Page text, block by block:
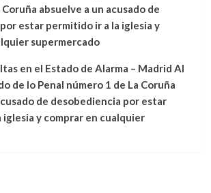
absuelve a un acusado de
estar permitido ir a la iglesia y
supermercado
en el Estado de Alarma – Madrid Al
de lo Penal número 1 de La Coruña
de desobediencia por estar
iglesia y comprar en cualquier